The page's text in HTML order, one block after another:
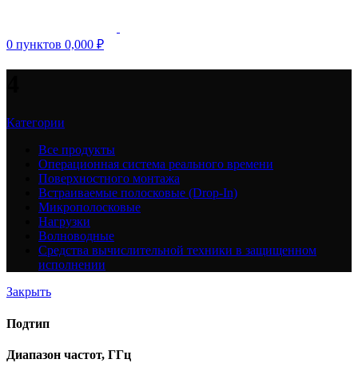
0 пунктов 0,000 ₽
Категории
Все продукты
Операционная система реального времени
Поверхностного монтажа
Встраиваемые полосковые (Drop-In)
Микрополосковые
Нагрузки
Волноводные
Средства вычислительной техники в защищенном
исполнении
Закрыть
Подтип
Диапазон частот, ГГц